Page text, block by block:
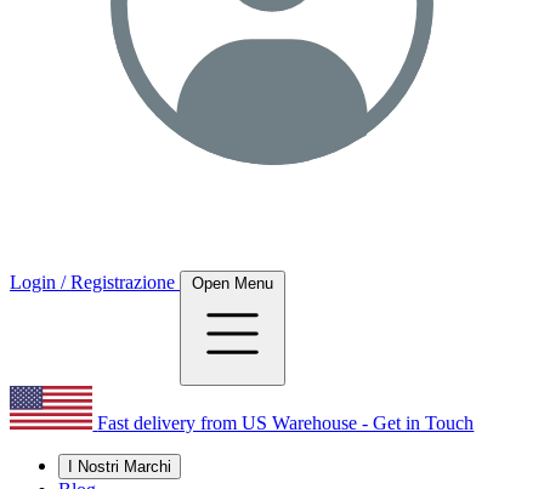
Login / Registrazione Open Menu
Fast delivery from US Warehouse - Get in Touch
I Nostri Marchi